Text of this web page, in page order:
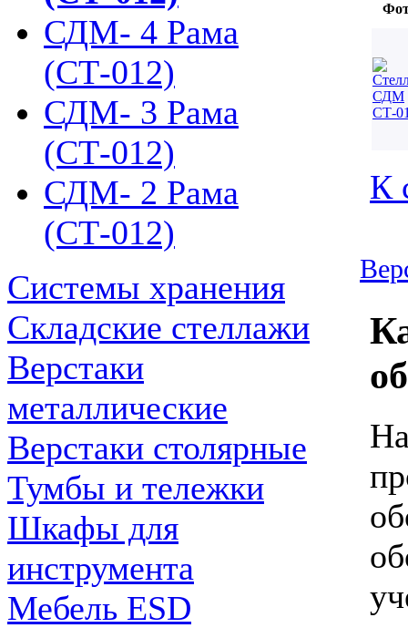
СДМ- 4 Рама
(СТ-012)
СДМ- 3 Рама
(СТ-012)
СДМ- 2 Рама
(СТ-012)
Системы хранения
Складские стеллажи
Верстаки
металлические
Верстаки столярные
Тумбы и тележки
Шкафы для
инструмента
Мебель ESD
К